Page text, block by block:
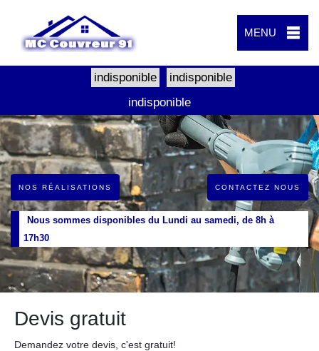
MENU
indisponible
indisponible
indisponible
NOS RÉALISATIONS CONTACTEZ NOUS
Nous sommes disponibles du Lundi au samedi, de 8h à
17h30
Devis gratuit
Demandez votre devis, c'est gratuit!